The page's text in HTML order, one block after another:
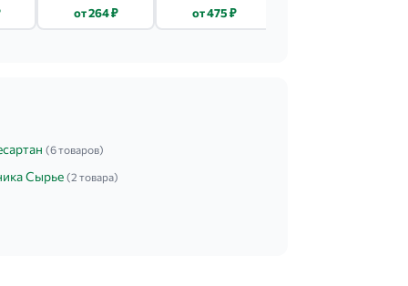
от 264 ₽ от 475 ₽
(6 товаров)
Сырье (2 товара)